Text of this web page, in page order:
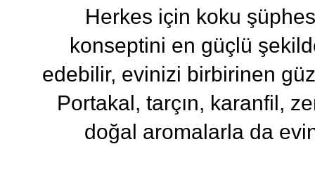
Herkes için koku
konseptini en güçlü
edebilir, evinizi birbirinen
Portakal, tarçın, karanfil,
doğal aromalarla da